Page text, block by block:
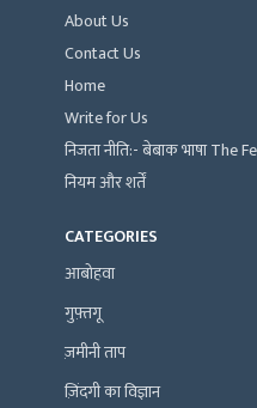
About Us
Contact Us
Home
Write for Us
निजता नीति:- बेबाक भाषा The
नियम और शर्तें
CATEGORIES
आबोहवा
गुफ़्तगू
ज़मीनी ताप
ज़िंदगी का विज्ञान